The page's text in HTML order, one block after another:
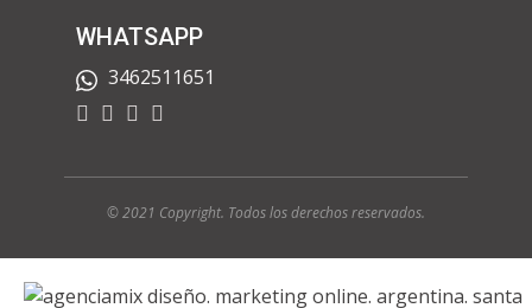
WHATSAPP
3462511651
© 2021 Copyright. Todos los derechos reservados.